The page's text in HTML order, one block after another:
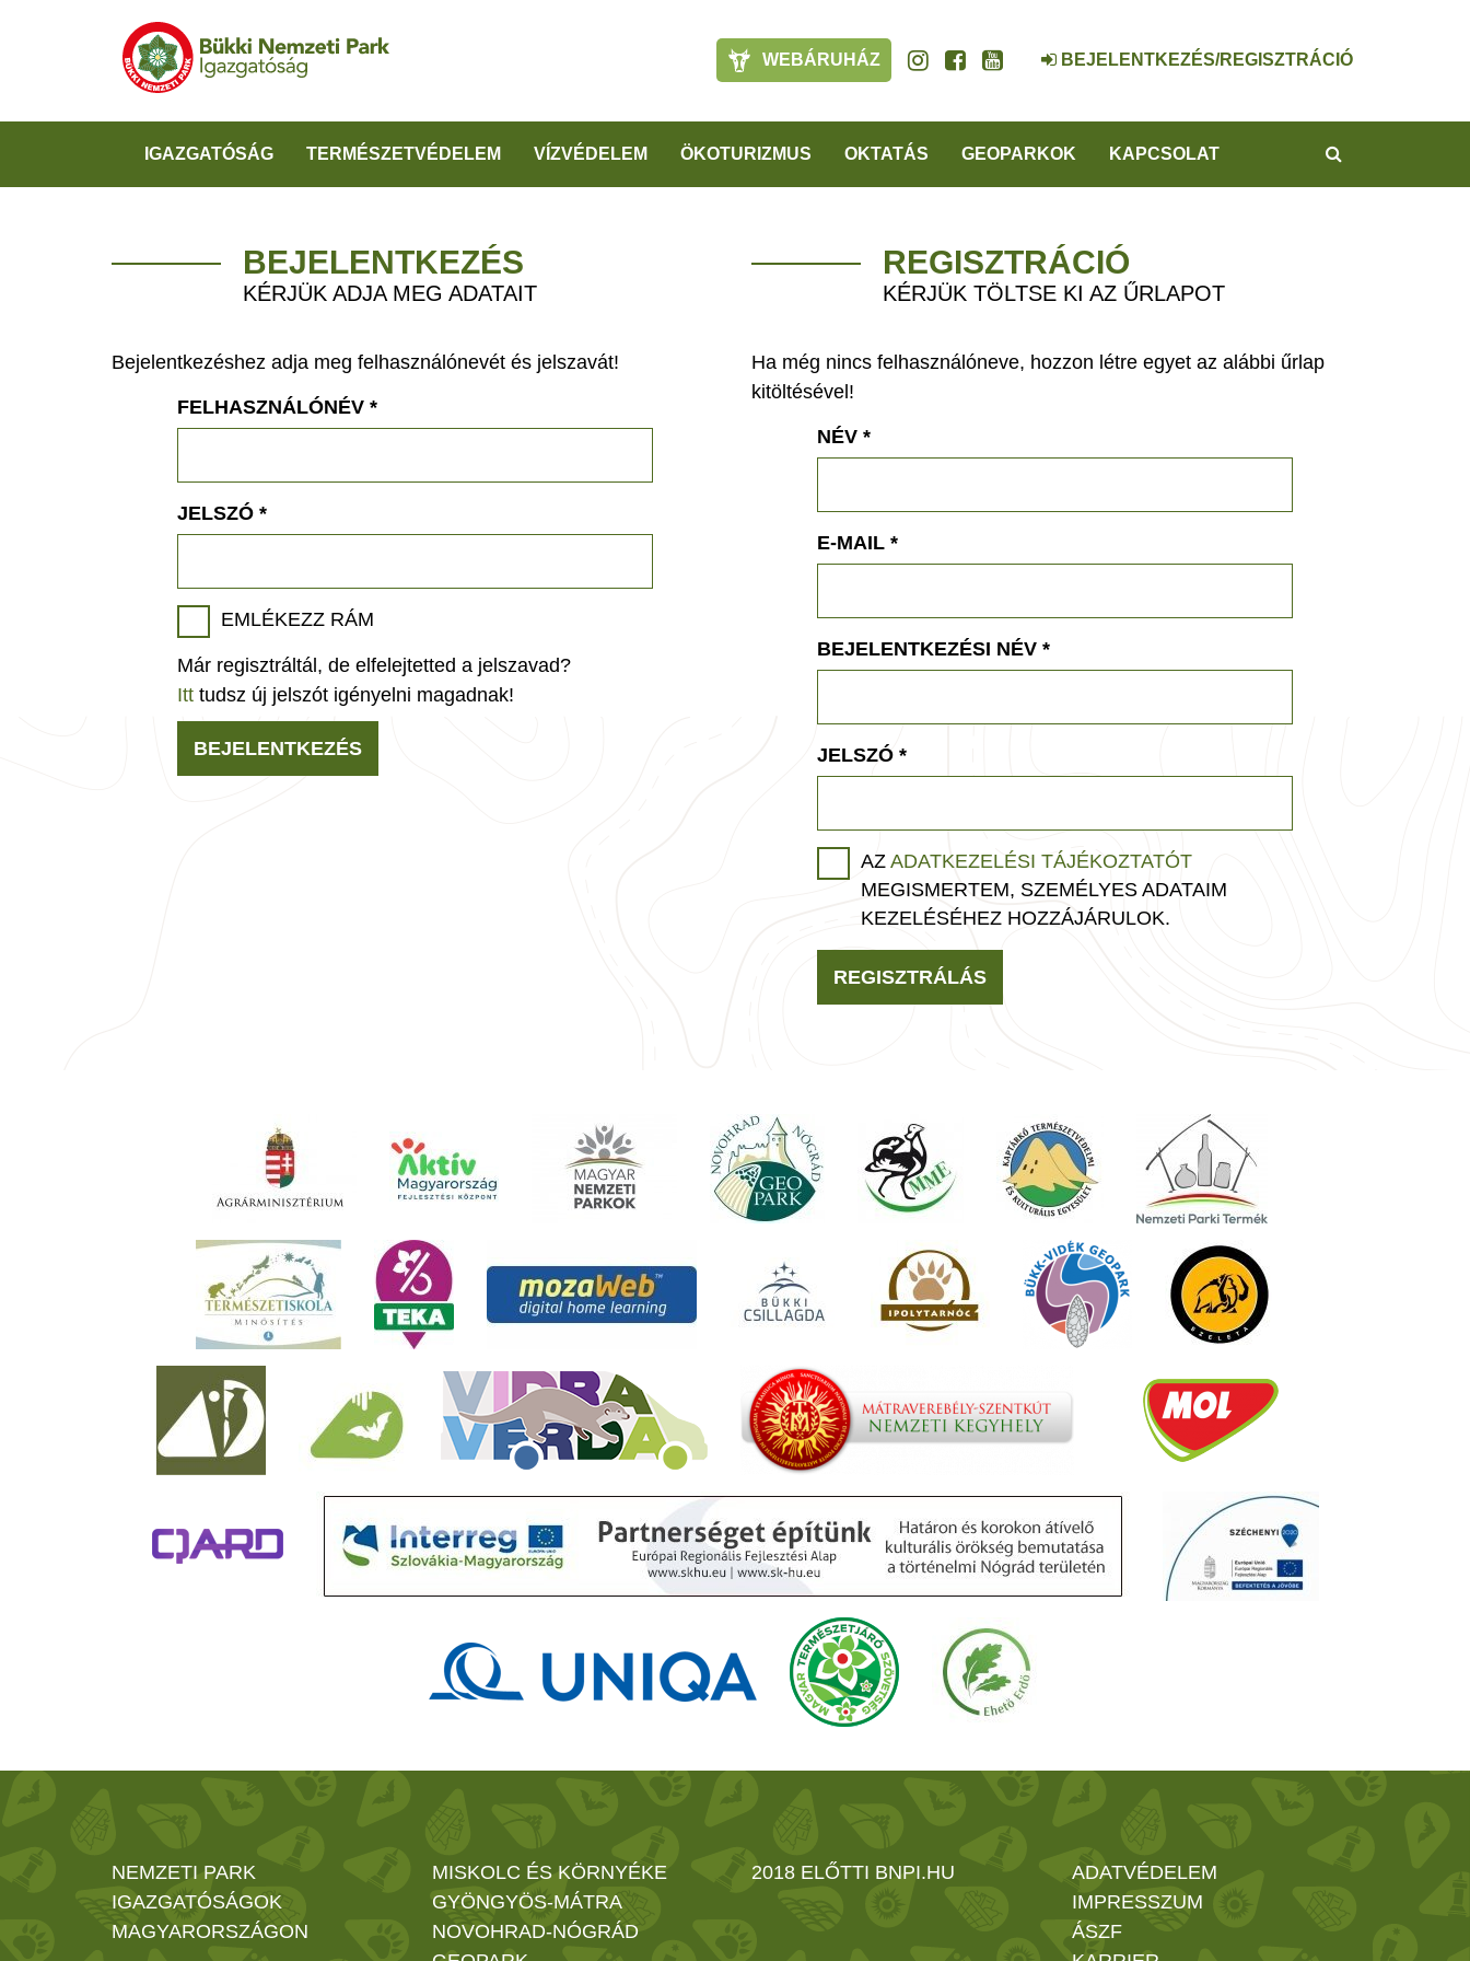
WEBÁRUHÁZ BEJELENTKEZÉS/REGISZTRÁCIÓ
IGAZGATÓSÁG TERMÉSZETVÉDELEM VÍZVÉDELEM ÖKOTURIZMUS OKTATÁS GEOPARKOK KAPCSOLAT
BEJELENTKEZÉS
KÉRJÜK ADJA MEG ADATAIT
Bejelentkezéshez adja meg felhasználónevét és jelszavát!
FELHASZNÁLÓNÉV *
JELSZÓ *
EMLÉKEZZ RÁM
Már regisztráltál, de elfelejtetted a jelszavad?
Itt tudsz új jelszót igényelni magadnak!
BEJELENTKEZÉS
REGISZTRÁCIÓ
KÉRJÜK TÖLTSE KI AZ ŰRLAPOT
Ha még nincs felhasználóneve, hozzon létre egyet az alábbi űrlap
kitöltésével!
NÉV *
E-MAIL *
BEJELENTKEZÉSI NÉV *
JELSZÓ *
AZ ADATKEZELÉSI TÁJÉKOZTATÓT
MEGISMERTEM, SZEMÉLYES ADATAIM
KEZELÉSÉHEZ HOZZÁJÁRULOK.
REGISZTRÁLÁS
NEMZETI PARK
IGAZGATÓSÁGOK
MAGYARORSZÁGON
MISKOLC ÉS KÖRNYÉKE
GYÖNGYÖS-MÁTRA
NOVOHRAD-NÓGRÁD
2018 ELŐTTI BNPI.HU
ADATVÉDELEM
IMPRESSZUM
ÁSZF